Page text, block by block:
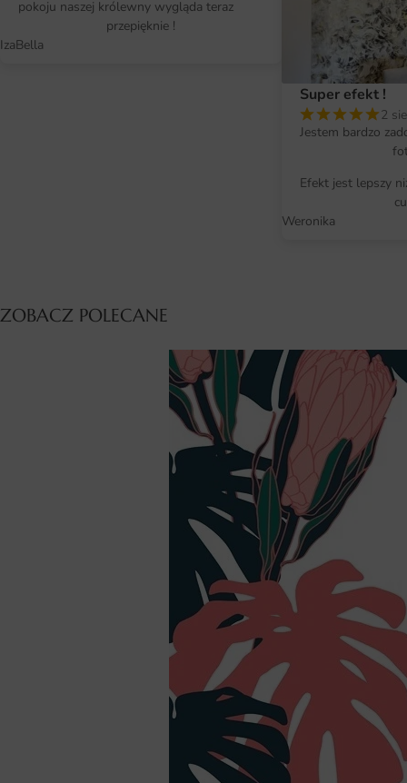
pokoju naszej królewny wygląda teraz
przepięknie !
IzaBella
Super efekt !
2
Jestem bardzo
Efekt jest lepszy
Weronika
ZOBACZ POLECANE